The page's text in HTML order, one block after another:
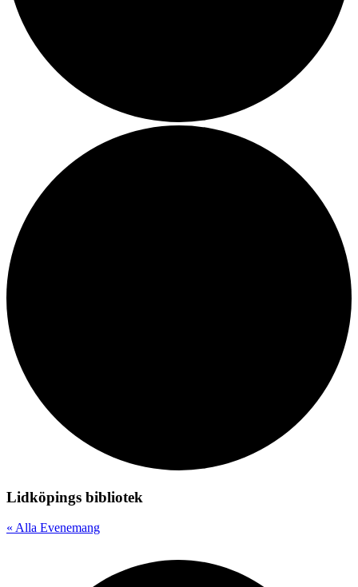
Lidköpings bibliotek
« Alla Evenemang